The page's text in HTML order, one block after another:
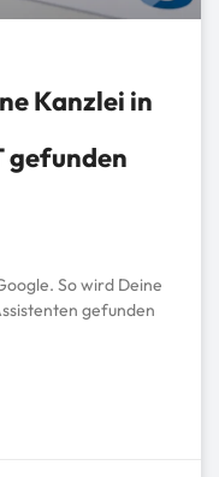
Kanzlei in
gefunden
So wird Deine
gefunden